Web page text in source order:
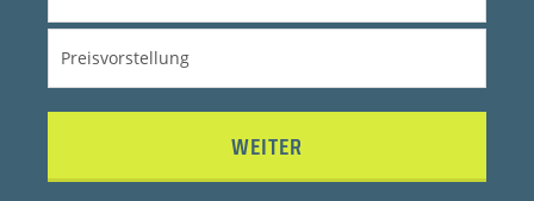
WEITER